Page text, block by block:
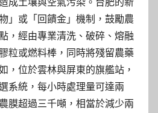
」或「回饋金」機制，鼓勵農
，經由專業清洗、破碎、熔融
粒或燃料棒，同時將殘留農藥
，位於雲林與屏東的旗艦站，
系統，每小時處理量可達兩
膜超過三千噸，相當於減少兩